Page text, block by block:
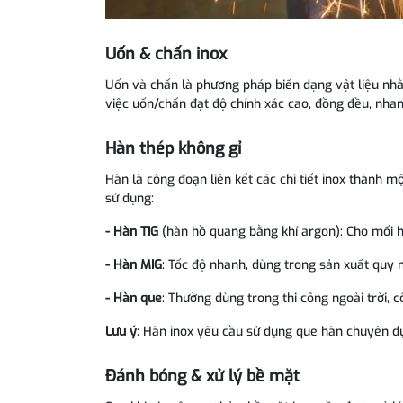
Uốn & chấn inox
Uốn và chấn là phương pháp biến dạng vật liệu
việc uốn/chấn đạt độ chính xác cao, đồng đều,
Hàn thép không gỉ
Hàn là công đoạn liên kết các chi tiết inox thành
sử dụng:
- Hàn TIG (hàn hồ quang bằng khí argon): Cho mối
- Hàn MIG: Tốc độ nhanh, dùng trong sản xuất quy
- Hàn que: Thường dùng trong thi công ngoài trời,
Lưu ý: Hàn inox yêu cầu sử dụng que hàn chuyên
Đánh bóng & xử lý bề mặt